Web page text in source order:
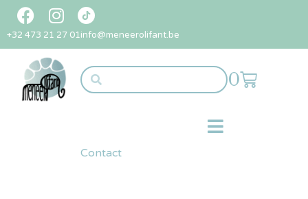
+32 473 21 27 01info@meneerolifant.be
0
Contact